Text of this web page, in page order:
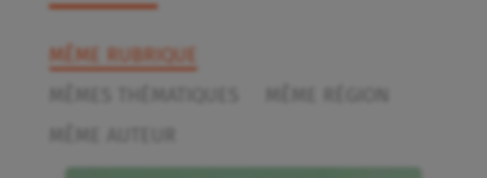
MÊME RUBRIQUE